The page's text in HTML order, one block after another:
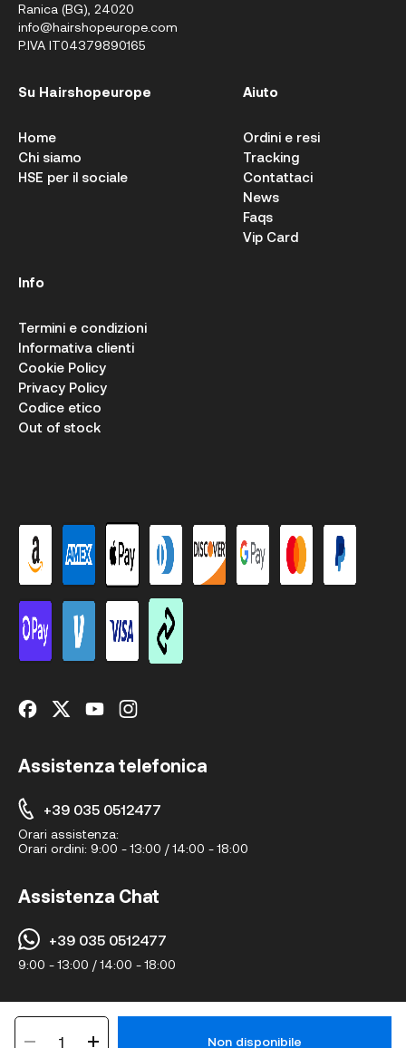
1 Non disponibile
Ranica (BG), 24020
info@hairshopeurope.com
P.IVA IT04379890165
Su Hairshopeurope
Home
Chi siamo
HSE per il sociale
Aiuto
Ordini e resi
Tracking
Contattaci
News
Faqs
Vip Card
Info
Termini e condizioni
Informativa clienti
Cookie Policy
Privacy Policy
Codice etico
Out of stock
Assistenza telefonica
+39 035 0512477
Orari assistenza:
Orari ordini: 9:00 - 13:00 / 14:00 - 18:00
Assistenza Chat
+39 035 0512477
9:00 - 13:00 / 14:00 - 18:00
24020 Ranica BG, 20122, Milano (Italy) • P.IVA IT04379890165